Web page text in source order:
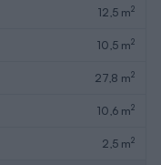
12,5 m2
10,5 m2
27,8 m2
10,6 m2
2,5 m2